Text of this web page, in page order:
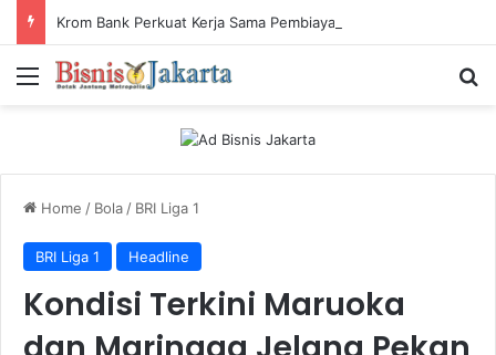
Menu
Home / Bola / BRI Liga 1
BRI Liga 1 Headline
Kondisi Terkini Maruoka